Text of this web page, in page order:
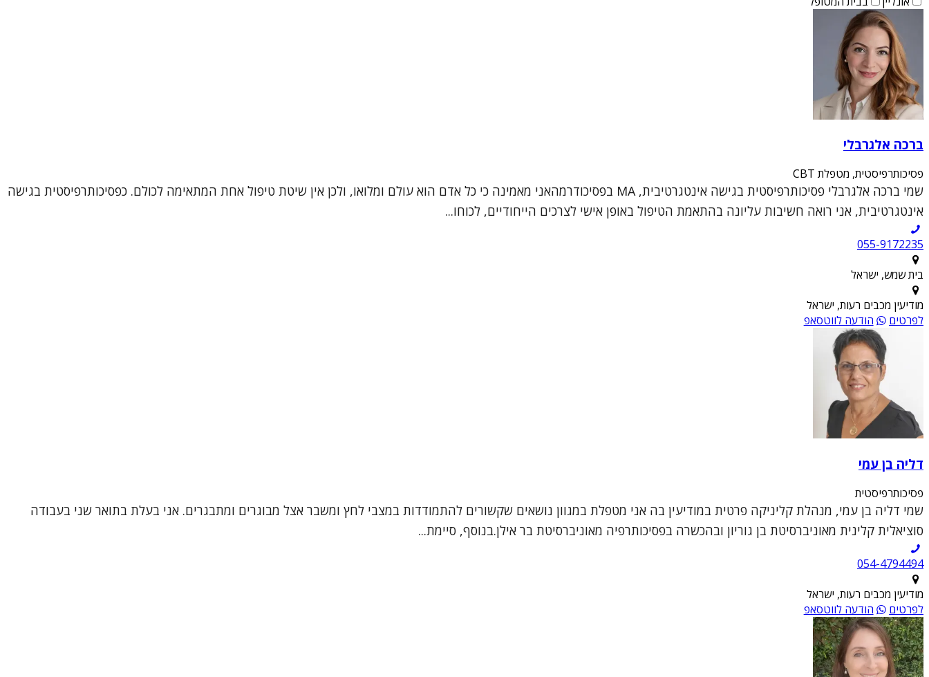
ברכה אלגרבלי
פסיכותרפיסטית, מטפלת CBT
שמי ברכה אלגרבלי פסיכותרפיסטית בגישה אינטגרטיבית, MA בפסיכודרמהאני מאמינה כי כל אדם הוא עולם ומלואו, ולכן אין שיטת טיפול אחת המתאימה לכולם. כפסיכותרפיסטית בגישה
אינטגרטיבית, אני רואה חשיבות עליונה בהתאמת הטיפול באופן אישי לצרכים הייחודיים, לכוחו...
055-9172235
בית שמש, ישראל
מודיעין מכבים רעות, ישראל
לפרטים
הודעה לווטסאפ
דליה בן עמי
פסיכותרפיסטית
שמי דליה בן עמי, מנהלת קליניקה פרטית במודיעין בה אני מטפלת במגוון נושאים שקשורים להתמודדות במצבי לחץ ומשבר אצל מבוגרים ומתבגרים. אני בעלת בתואר שני בעבודה
סוציאלית קלינית מאוניברסיטת בן גוריון ובהכשרה בפסיכותרפיה מאוניברסיטת בר אילן.בנוסף, סיימת...
054-4794494
מודיעין מכבים רעות, ישראל
לפרטים
הודעה לווטסאפ